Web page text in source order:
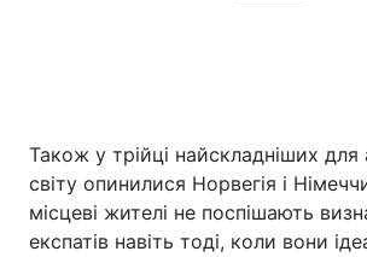
Також у трійці найскладніших для
світу опинилися Норвегія і
місцеві жителі не поспішають
експатів навіть тоді, коли вони